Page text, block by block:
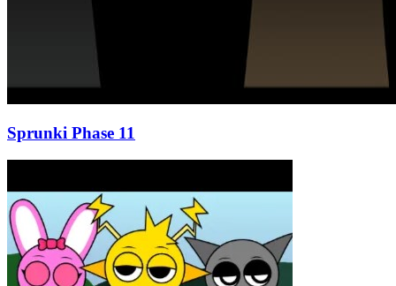
Sprunki Phase 11